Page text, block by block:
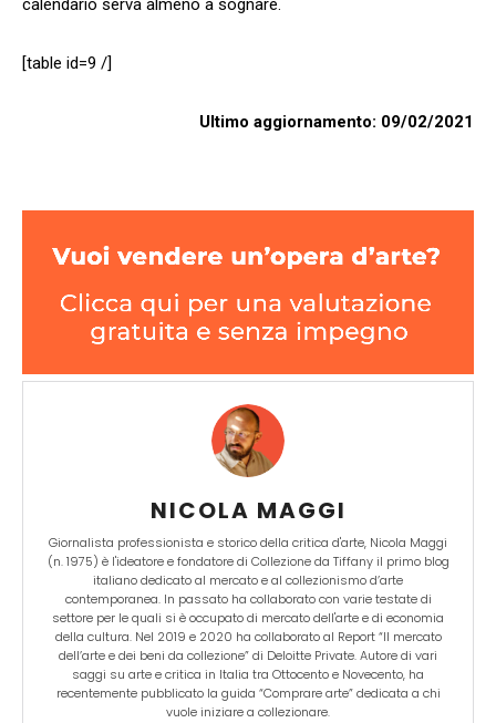
[table id=9 /]
Ultimo aggiornamento: 09/02/2021
NICOLA MAGGI
Giornalista professionista e storico della critica d'arte, Nicola Maggi
(n. 1975) è l'ideatore e fondatore di Collezione da Tiffany il primo blog
italiano dedicato al mercato e al collezionismo d’arte
contemporanea. In passato ha collaborato con varie testate di
settore per le quali si è occupato di mercato dell'arte e di economia
della cultura. Nel 2019 e 2020 ha collaborato al Report “Il mercato
dell’arte e dei beni da collezione” di Deloitte Private. Autore di vari
saggi su arte e critica in Italia tra Ottocento e Novecento, ha
recentemente pubblicato la guida “Comprare arte” dedicata a chi
vuole iniziare a collezionare.